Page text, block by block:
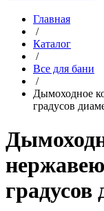
Главная
/
Каталог
/
Все для бани
/
Дымоходное
градусов